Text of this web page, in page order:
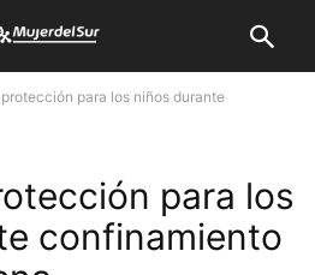
para los niños durante
para los
confinamiento